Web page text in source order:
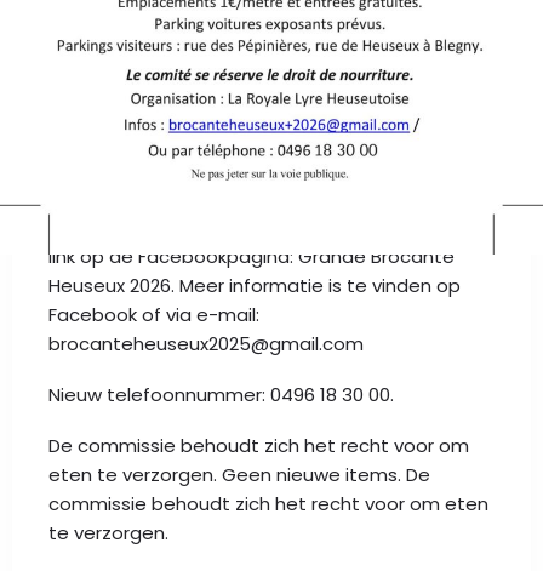
OP HET PROGRAMMA
28e vlooienmarkt in de dorpsstraten. Gratis
Reserveren is verplicht en kan alleen via
link op de Facebookpagina: Grande Brocante
Heuseux 2026. Meer informatie is te vinden op
Facebook of via e-mail:
brocanteheuseux2025@gmail.com
Nieuw telefoonnummer: 0496 18 30 00.
De commissie behoudt zich het recht voor om
eten te verzorgen. Geen nieuwe items. De
commissie behoudt zich het recht voor om eten
te verzorgen.